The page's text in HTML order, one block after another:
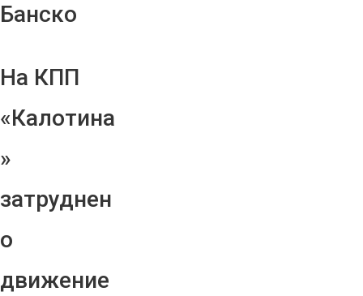
Банско
На КПП
«Калотина
»
затруднен
о
движение